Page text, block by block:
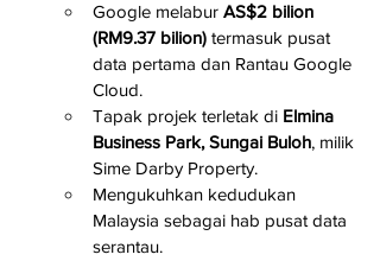
Google melabur AS$2 bilion
(RM9.37 bilion) termasuk pusat
data pertama dan Rantau Google
Cloud.
Tapak projek terletak di Elmina
Business Park, Sungai Buloh, milik
Sime Darby Property.
Mengukuhkan kedudukan
Malaysia sebagai hab pusat data
serantau.